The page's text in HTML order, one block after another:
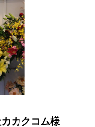
カカクコム様